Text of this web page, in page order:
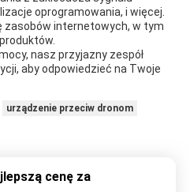
oprogramowania, i więcej.
zasobów internetowych, w tym
nasz przyjazny zespół
aby odpowiedzieć na Twoje
urządzenie przeciw dronom
cenę za